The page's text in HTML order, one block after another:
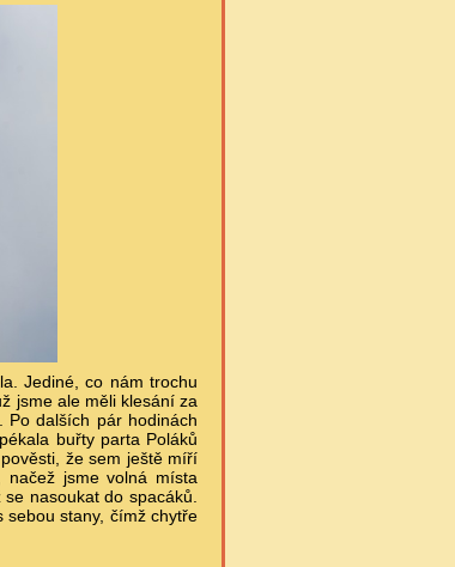
Jediné, co nám trochu
jsme ale měli klesání za
Po dalších pár hodinách
buřty parta Poláků
že sem ještě míří
načež jsme volná místa
nasoukat do spacáků.
sebou stany, čímž chytře